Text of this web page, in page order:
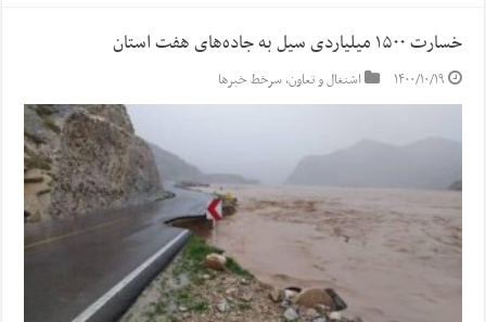
خسارت ۱۵۰۰ میلیاردی سیل به جاده‌های هفت استان
۱۴۰۰/۱۰/۱۹ اشتغال و تعاون,سرخط خبرها